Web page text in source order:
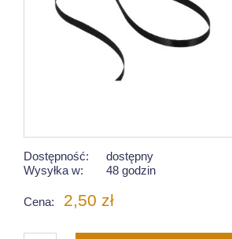
Dostępność:
dostępny
Wysyłka w:
48 godzin
Cena: 2,50 zł